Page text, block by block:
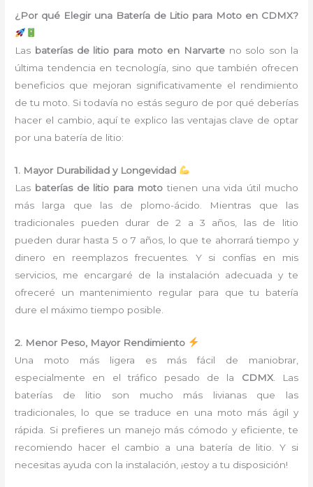
¿Por qué Elegir una Batería de Litio para Moto en CDMX?
Las baterías de litio para moto en Narvarteno solo son la
última tendencia en tecnología, sino que también ofrecen
beneficios que mejoran significativamente el rendimiento
de tu moto. Si todavía no estás seguro de por qué deberías
hacer el cambio, aquí te explico las ventajas clave de optar
por una batería de litio:
1. Mayor Durabilidad y Longevidad
Las baterías de litio para moto tienen una vida útil mucho
más larga que las de plomo-ácido. Mientras que las
tradicionales pueden durar de 2 a 3 años, las de litio
pueden durar hasta 5 o 7 años, lo que te ahorrará tiempo y
dinero en reemplazos frecuentes. Y si confías en mis
servicios, me encargaré de la instalación adecuada y te
ofreceré un mantenimiento regular para que tu batería
dure el máximo tiempo posible.
2. Menor Peso, Mayor Rendimiento
Una moto más ligera es más fácil de maniobrar,
especialmente en el tráfico pesado de la CDMX. Las
baterías de litio son mucho más livianas que las
tradicionales, lo que se traduce en una moto más ágil y
rápida. Si prefieres un manejo más cómodo y eficiente, te
recomiendo hacer el cambio a una batería de litio. Y si
necesitas ayuda con la instalación, ¡estoy a tu disposición!